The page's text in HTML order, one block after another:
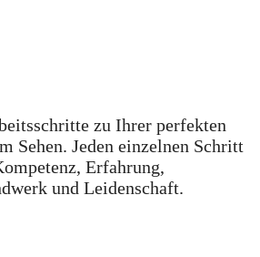
zu Ihrer perfekten
Sehen. Jeden einzelnen Schritt
Erfahrung,
und Leidenschaft.